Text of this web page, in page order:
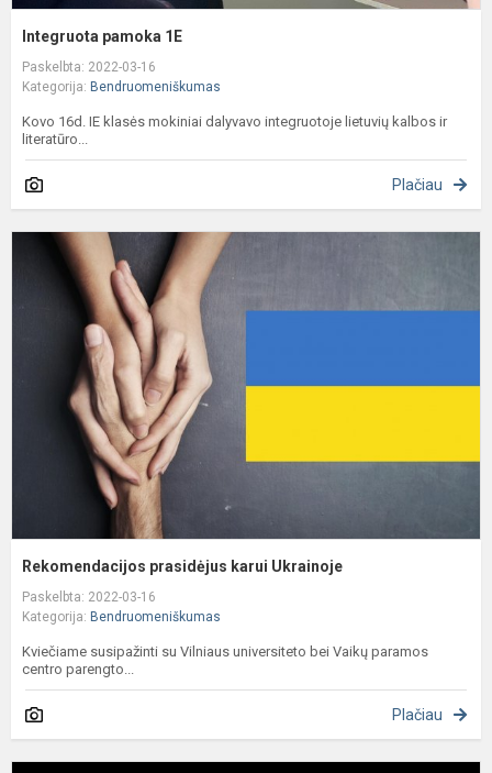
Integruota pamoka 1E
Paskelbta: 2022-03-16
Kategorija: Bendruomeniškumas
Kovo 16d. IE klasės mokiniai dalyvavo integruotoje lietuvių kalbos ir
literatūro...
Plačiau
Rekomendacijos prasidėjus karui Ukrainoje
Paskelbta: 2022-03-16
Kategorija: Bendruomeniškumas
Kviečiame susipažinti su Vilniaus universiteto bei Vaikų paramos
centro parengto...
Plačiau